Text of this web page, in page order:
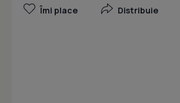
Îmi place Distribuie